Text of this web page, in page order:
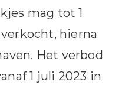
mag tot 1
hierna
Het verbod
1 juli 2023 in